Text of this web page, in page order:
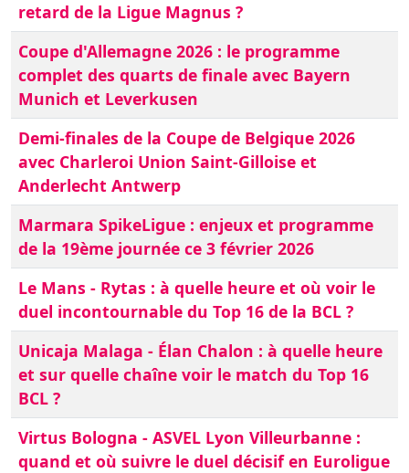
retard de la Ligue Magnus ?
Coupe d'Allemagne 2026 : le programme
complet des quarts de finale avec Bayern
Munich et Leverkusen
Demi-finales de la Coupe de Belgique 2026
avec Charleroi Union Saint-Gilloise et
Anderlecht Antwerp
Marmara SpikeLigue : enjeux et programme
de la 19ème journée ce 3 février 2026
Le Mans - Rytas : à quelle heure et où voir le
duel incontournable du Top 16 de la BCL ?
Unicaja Malaga - Élan Chalon : à quelle heure
et sur quelle chaîne voir le match du Top 16
BCL ?
Virtus Bologna - ASVEL Lyon Villeurbanne :
quand et où suivre le duel décisif en Euroligue